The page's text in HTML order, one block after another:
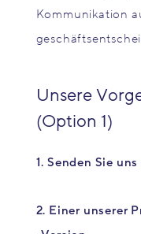
Kommunikation
Unsere
(Option 1)
1. Senden Sie
2. Einer unserer